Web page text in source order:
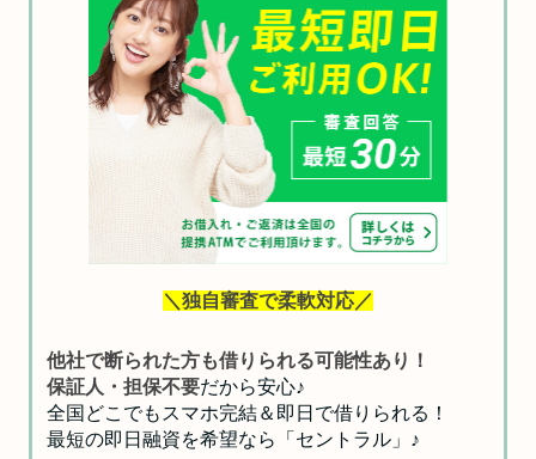
＼独自審査で柔軟対応／
他社で断られた方も借りられる可能性あり！
保証人・担保不要だから安心♪
全国どこでもスマホ完結＆即日で借りられる！
最短の即日融資を希望なら「セントラル」♪